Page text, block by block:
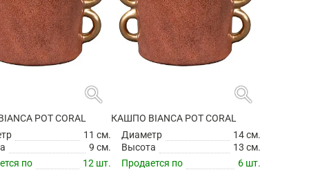
search
POT CORAL
11 см.
9 см.
по
12 шт.
search
КАШПО BIANCA POT CORAL
Диаметр
14 см.
Высота
13 см.
Продается по
6 шт.